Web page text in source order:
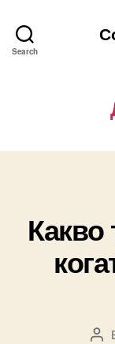
Search
Какво